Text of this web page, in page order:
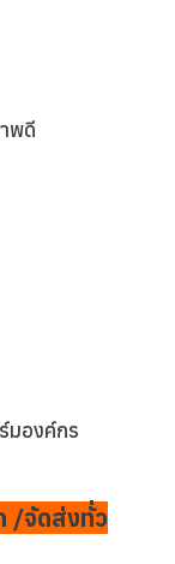
พดี
มองค์กร
/จัดส่งทั่ว